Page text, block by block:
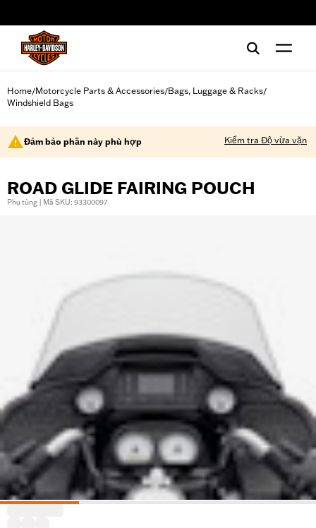
Home/Motorcycle Parts & Accessories/Bags, Luggage & Racks/
Windshield Bags
Đảm bảo phần này phù hợp Kiểm tra Độ vừa vặn
ROAD GLIDE FAIRING POUCH
Phụ tùng | Mã SKU: 93300097